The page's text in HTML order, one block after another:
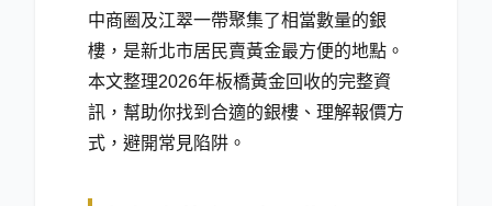
中商圈及江翠一帶聚集了相當數量的銀
樓，是新北市居民賣黃金最方便的地點。
本文整理2026年板橋黃金回收的完整資
訊，幫助你找到合適的銀樓、理解報價方
式，避開常見陷阱。